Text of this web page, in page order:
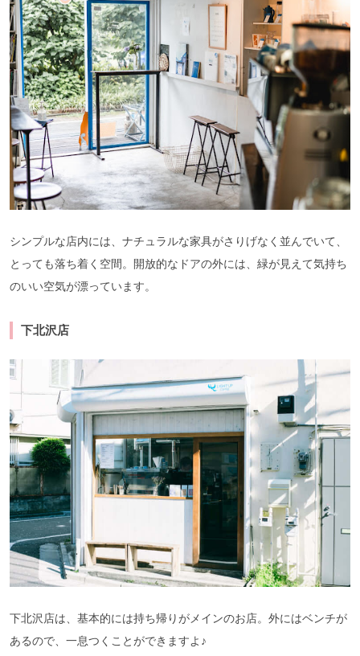
シンプルな店内には、ナチュラルな家具がさりげなく並んでいて、
とっても落ち着く空間。開放的なドアの外には、緑が見えて気持ち
のいい空気が漂っています。
下北沢店
下北沢店は、基本的には持ち帰りがメインのお店。外にはベンチが
あるので、一息つくことができますよ♪